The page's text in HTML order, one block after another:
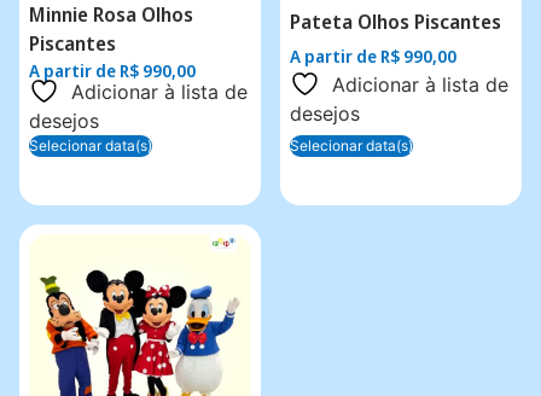
Minnie Rosa Olhos
Piscantes
A partir de R$ 990,00
Adicionar à lista de
desejos
Selecionar data(s)
Pateta Olhos Piscantes
A partir de R$ 990,00
Adicionar à lista de
desejos
Selecionar data(s)